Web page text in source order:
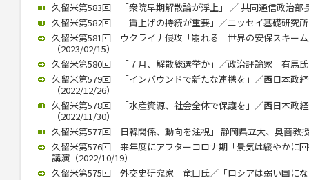
久留米第583回 「衆院早期解散論が浮上」 ／ 共同通信政治部
久留米第582回 「賃上げの持続が重要」／ニッセイ基礎研究
久留米第581回 ウクライナ侵攻「崩れる 世界の安保スキー
（2023/02/15）
久留米第580回 「７月、解散総選挙か」／政治評論家 有馬
久留米第579回 「インバウンドで新たな連携を」／西日本政
（2022/12/26）
久留米第578回 「水産資源、社会全体で保護を」／西日本政
（2022/11/30）
久留米第577回 日韓関係、動向を注視」 静岡県立大、奥薗教
久留米第576回 来年度にアフターコロナ期「景気は緩やかに
講演（2022/10/19）
久留米第575回 外交史研究家 竜口氏／「ロシアは弱い国に